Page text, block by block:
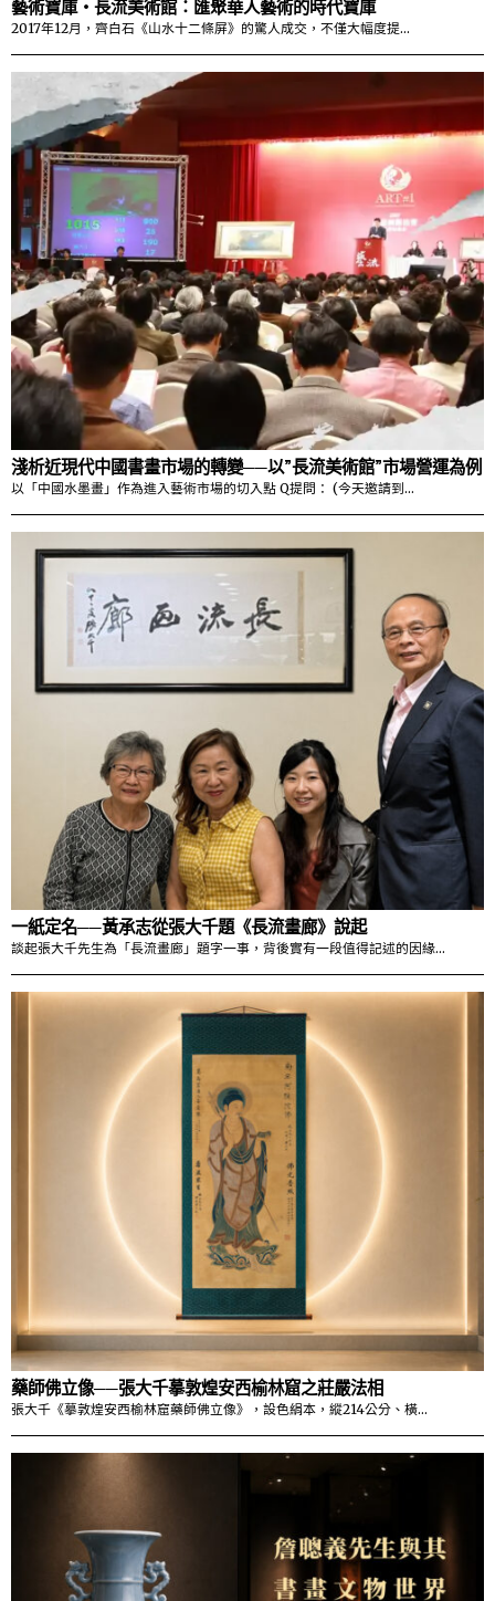
藝術寶庫・長流美術館：匯聚華人藝術的時代寶庫
2017年12月，齊白石《山水十二條屏》的驚人成交，不僅大幅度提…
淺析近現代中國書畫市場的轉變──以”長流美術館”市場營運為例
以「中國水墨畫」作為進入藝術市場的切入點 Q提問： (今天邀請到…
一紙定名──黃承志從張大千題《長流畫廊》說起
談起張大千先生為「長流畫廊」題字一事，背後實有一段值得記述的因緣…
藥師佛立像──張大千摹敦煌安西榆林窟之莊嚴法相
張大千《摹敦煌安西榆林窟藥師佛立像》，設色絹本，縱214公分、橫…